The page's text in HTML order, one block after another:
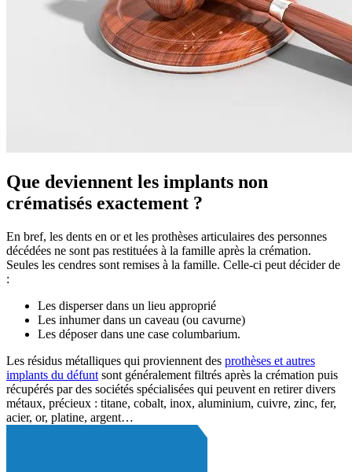
Que deviennent les implants non
crématisés exactement ?
En bref, les dents en or et les prothèses articulaires des personnes
décédées ne sont pas restituées à la famille après la crémation.
Seules les cendres sont remises à la famille. Celle-ci peut décider de
:
Les disperser dans un lieu approprié
Les inhumer dans un caveau (ou cavurne)
Les déposer dans une case columbarium.
Les résidus métalliques qui proviennent des prothèses et autres
implants du défunt sont généralement filtrés après la crémation puis
récupérés par des sociétés spécialisées qui peuvent en retirer divers
métaux, précieux : titane, cobalt, inox, aluminium, cuivre, zinc, fer,
acier, or, platine, argent…